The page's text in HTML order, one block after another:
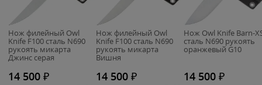
Нож филейный Owl
Knife F100 сталь N690
рукоять микарта
Джинс серая
14 500 ₽
Нож филейный Owl
Knife F100 сталь N690
рукоять микарта
Вишня
14 500 ₽
Нож Owl Knife Barn-
сталь N690 рукоять
оранжевый G10
14 500 ₽